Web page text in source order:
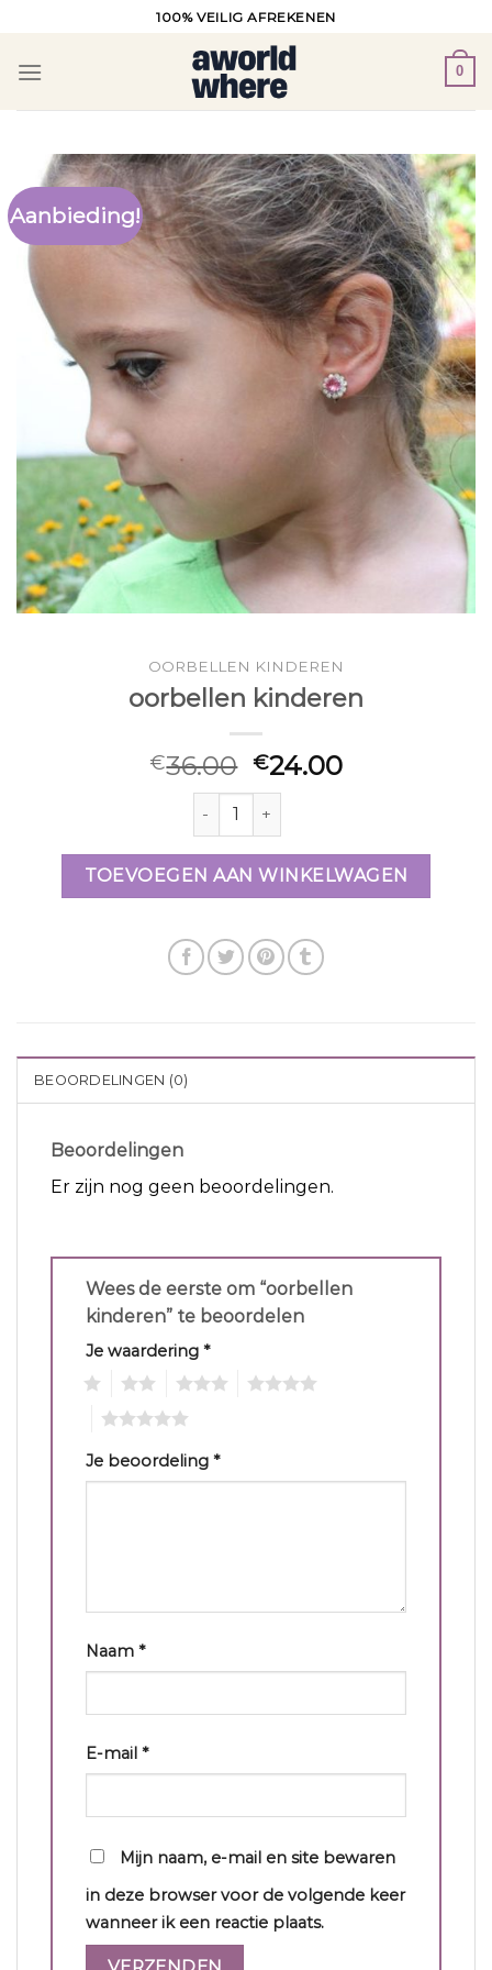
inhoud
100% VEILIG AFREKENEN
0
Aanbieding!
OORBELLEN KINDEREN
oorbellen kinderen
€36.00 €24.00
oorbellen kinderen aantal
TOEVOEGEN AAN WINKELWAGEN
BEOORDELINGEN (0)
Beoordelingen
Er zijn nog geen beoordelingen.
Wees de eerste om “oorbellen
kinderen” te beoordelen
Je waardering *
Je beoordeling *
Naam *
E-mail *
Mijn naam, e-mail en site bewaren
in deze browser voor de volgende keer
wanneer ik een reactie plaats.